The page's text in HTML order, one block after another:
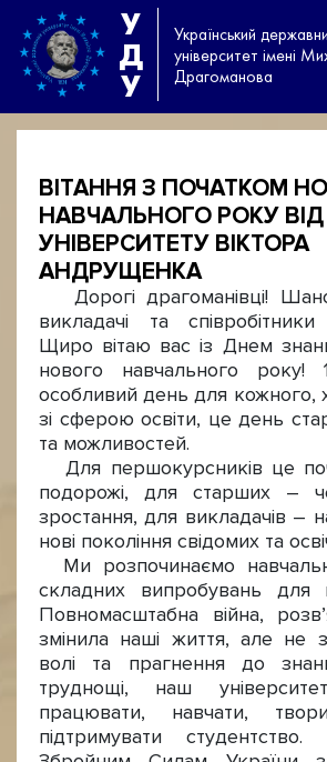
У
Д
У
Український
університет імені
Драгоманова
ВІТАННЯ З ПОЧАТКОМ
НАВЧАЛЬНОГО РОКУ ВІД
УНІВЕРСИТЕТУ ВІКТОРА
АНДРУЩЕНКА
Дорогі драгоманівці!
викладачі та співробітники
Щиро вітаю вас із Днем
нового навчального
особливий день для кожного,
зі сферою освіти, це день
та можливостей.
Для першокурсників це
подорожі, для старших –
зростання, для викладачів –
нові покоління свідомих та
Ми розпочинаємо
складних випробувань для
Повномасштабна війна,
змінила наші життя, але не
волі та прагнення до
труднощі, наш
працювати, навчати,
підтримувати